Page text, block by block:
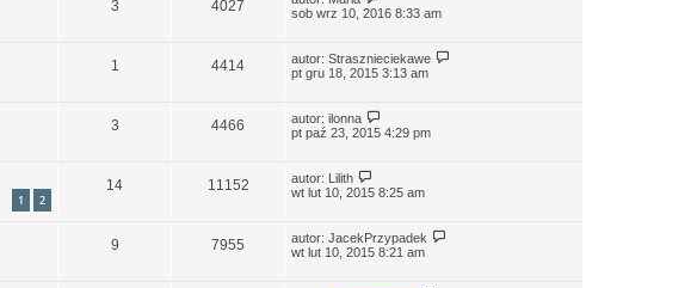
3 4027
sob wrz 10, 2016 8:33 am
1 4414 autor: Strasznieciekawe
pt gru 18, 2015 3:13 am
3 4466 autor: ilonna
pt paź 23, 2015 4:29 pm
1 2
14 11152 autor: Lilith
wt lut 10, 2015 8:25 am
9 7955 autor: JacekPrzypadek
wt lut 10, 2015 8:21 am